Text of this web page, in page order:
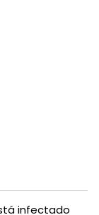
infectado